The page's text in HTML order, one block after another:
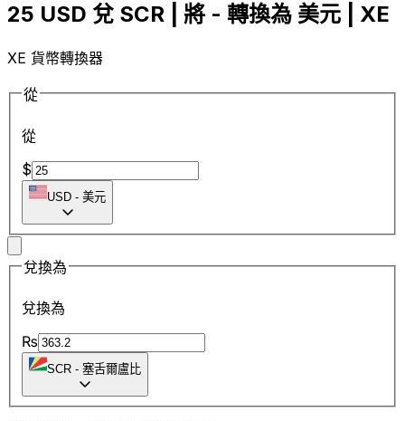
25 USD 兌 SCR | 將 - 轉換為 美元 | XE
XE 貨幣轉換器
從
從
$
USD - 美元
兌換為
兌換為
₨
SCR - 塞舌爾盧比